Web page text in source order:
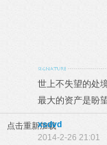
世上不失望的处
最大的资产是盼望
点击重新加载
xsdvd
2014-2-26 21:01